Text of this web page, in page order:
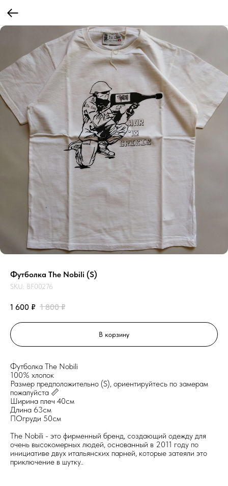
Футболка The Nobili (S)
SKU: BF00276
1 600 ₽ 1 800 ₽
В корзину
Футболка The Nobili
100% хлопок
Размер предположительно (S), ориентируйтесь по замерам
пожалуйста 📏
Ширина плеч 40см
Длина 63см
ПОгруди 50см
The Nobili - это фирменный бренд, создающий одежду для
очень высокомерных людей, основанный в 2011 году по
инициативе двух итальянских парней, которые затеяли это
приключение в шутку..